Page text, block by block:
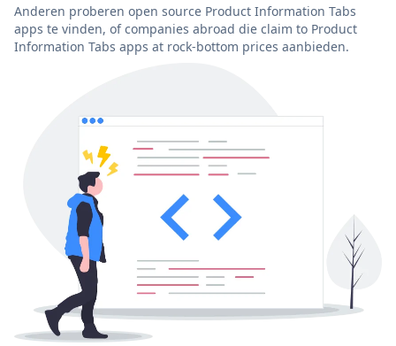
Anderen proberen open source Product Information Tabs
apps te vinden, of companies abroad die claim to Product
Information Tabs apps at rock-bottom prices aanbieden.